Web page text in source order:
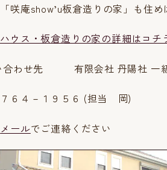
咲庵show’u板倉造りの家」も住
ウス・板倉造りの家の詳細はコ
合わせ先 有限会社 丹陽社 一級
７６４－１９５６ (担当 岡)
メールでご連絡ください